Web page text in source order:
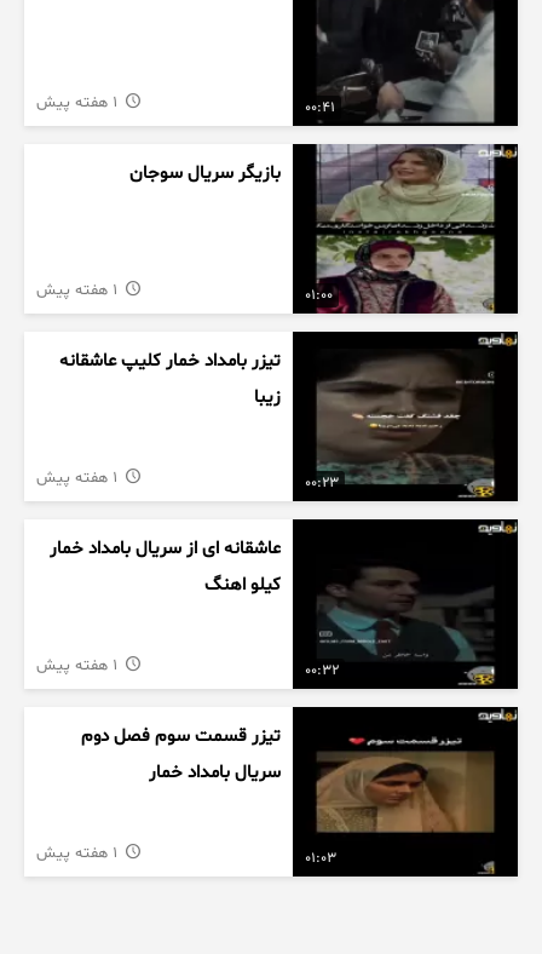
00:41
01:00
بازیگر سریال سوجان
00:23
تیزر بامداد خمار کلیپ عاشقانه
زیبا
00:32
عاشقانه ای از سریال بامداد خمار
کیلو اهنگ
01:03
تیزر قسمت سوم فصل دوم
سریال بامداد خمار